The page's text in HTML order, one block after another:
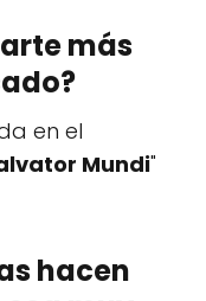
más
en el
Mundi"
hacen